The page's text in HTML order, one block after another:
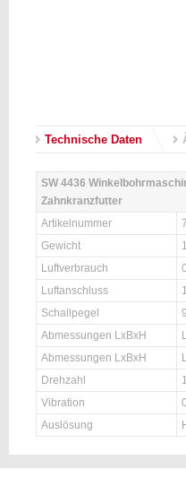
Technische Daten
SW 4436
Zahnkranzfutter
Artikelnummer
Gewicht
Luftverbrauch
Luftanschluss
Schallpegel
Abmessungen LxBxH
Abmessungen LxBxH
Drehzahl
Vibration
Auslösung